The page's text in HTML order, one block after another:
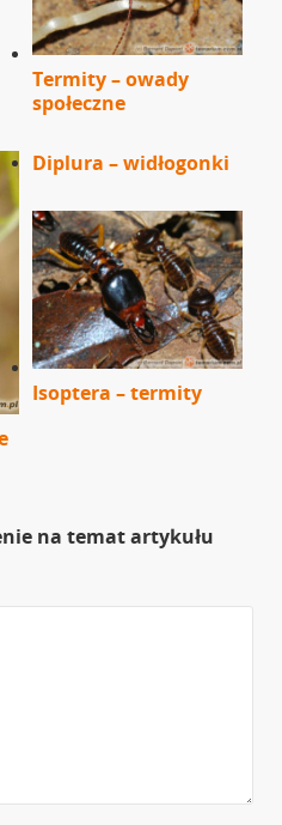
Termity – owady
społeczne
Diplura – widłogonki
Isoptera – termity
na temat artykułu